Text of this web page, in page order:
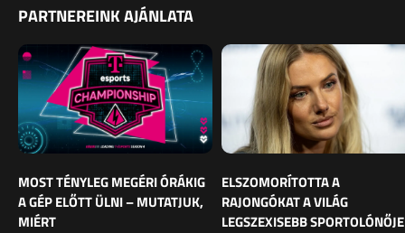
PARTNEREINK AJÁNLATA
MOST TÉNYLEG MEGÉRI ÓRÁKIG
A GÉP ELŐTT ÜLNI – MUTATJUK,
MIÉRT
ELSZOMORÍTOTTA A
RAJONGÓKAT A VILÁG
LEGSZEXISEBB SPORTOLÓNŐJE